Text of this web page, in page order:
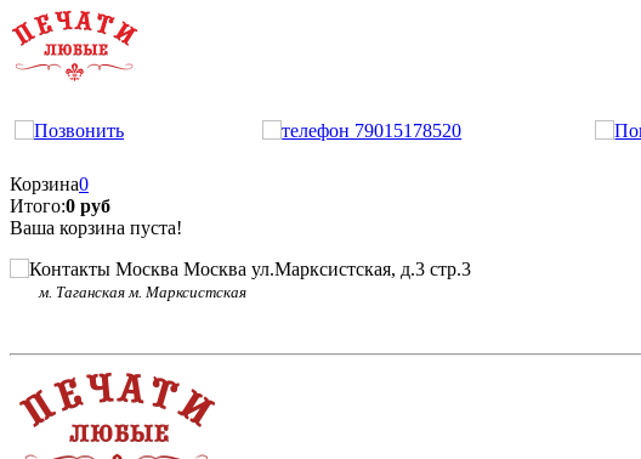
Корзина0
Итого:0 руб
Ваша корзина пуста!
Москва ул.Марксистская, д.3 стр.3
м. Таганская м. Марксистская